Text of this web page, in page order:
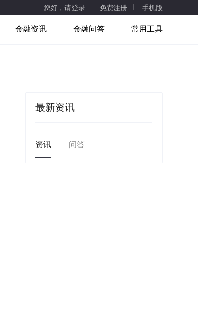
您好，请登录 免费注册 手机版
金融资讯 金融问答 常用工具
最新资讯
资讯 问答